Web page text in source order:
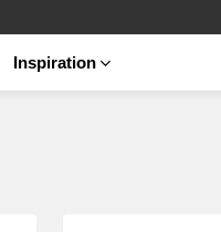
Inspiration